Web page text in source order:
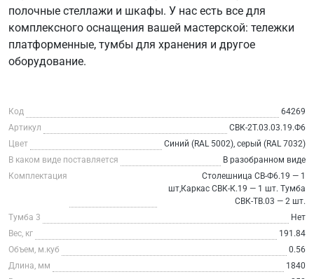
полочные стеллажи и шкафы. У нас есть все для
комплексного оснащения вашей мастерской: тележки
платформенные, тумбы для хранения и другое
оборудование.
Код
64269
Артикул
СВК-2Т.03.03.19.Ф6
Цвет
Синий (RAL 5002), серый (RAL 7032)
В каком виде поставляется
В разобранном виде
Комплектация
Столешница СВ-Ф6.19 — 1
шт,Каркас СВК-К.19 — 1 шт. Тумба
СВК-ТВ.03 — 2 шт.
Тумба 3
Нет
Вес, кг
191.84
Объем, м.куб
0.56
Длина, мм
1840